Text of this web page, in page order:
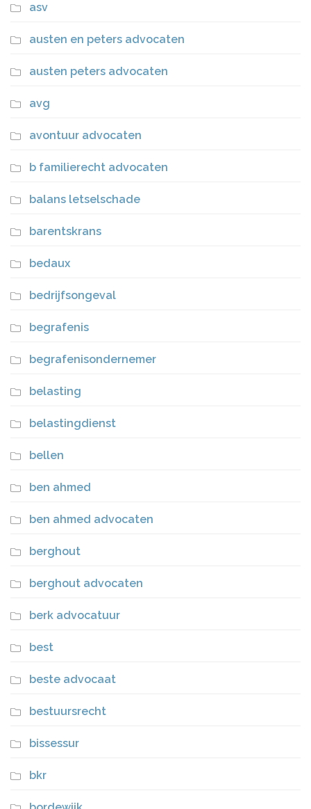
asv
austen en peters advocaten
austen peters advocaten
avg
avontuur advocaten
b familierecht advocaten
balans letselschade
barentskrans
bedaux
bedrijfsongeval
begrafenis
begrafenisondernemer
belasting
belastingdienst
bellen
ben ahmed
ben ahmed advocaten
berghout
berghout advocaten
berk advocatuur
best
beste advocaat
bestuursrecht
bissessur
bkr